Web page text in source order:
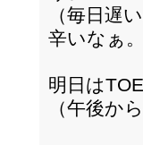
（毎日遅
辛いなぁ。
明日は
（午後か